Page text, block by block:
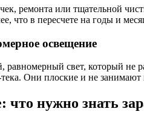
ремонта или тщательной
что в пересчете на годы и
освещение
свет, который не
Они плоские и не
что нужно знать